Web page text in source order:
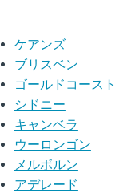
ケアンズ
ブリスベン
ゴールドコースト
シドニー
キャンベラ
ウーロンゴン
メルボルン
アデレード